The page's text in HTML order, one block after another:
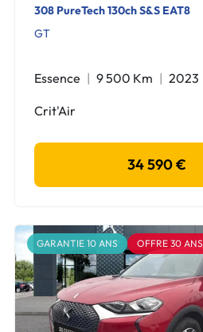
308 PureTech 130ch S&S EAT8
GT
Essence 9 500 Km 2023
Crit'Air
34 590 €
GARANTIE 10 ANS OFFRE 30 ANS